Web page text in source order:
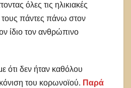
όλες τις ηλικιακές
πάντες πάνω στον
ίδιο τον ανθρώπινο
ότι δεν ήταν καθόλου
του κορωνοϊού. Παρά